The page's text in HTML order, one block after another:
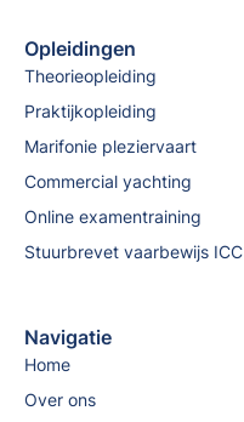
Opleidingen
Theorieopleiding
Praktijkopleiding
Marifonie pleziervaart
Commercial yachting
Online examentraining
Stuurbrevet vaarbewijs ICC
Navigatie
Home
Over ons